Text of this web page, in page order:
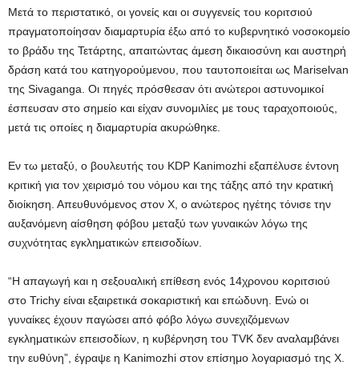
Μετά το περιστατικό, οι γονείς και οι συγγενείς του κοριτσιού
πραγματοποίησαν διαμαρτυρία έξω από το κυβερνητικό νοσοκομείο
το βράδυ της Τετάρτης, απαιτώντας άμεση δικαιοσύνη και αυστηρή
δράση κατά του κατηγορούμενου, που ταυτοποιείται ως Mariselvan
της Sivaganga. Οι πηγές πρόσθεσαν ότι ανώτεροι αστυνομικοί
έσπευσαν στο σημείο και είχαν συνομιλίες με τους ταραχοποιούς,
μετά τις οποίες η διαμαρτυρία ακυρώθηκε.
Εν τω μεταξύ, ο βουλευτής του KDP Kanimozhi εξαπέλυσε έντονη
κριτική για τον χειρισμό του νόμου και της τάξης από την κρατική
διοίκηση. Απευθυνόμενος στον Χ, ο ανώτερος ηγέτης τόνισε την
αυξανόμενη αίσθηση φόβου μεταξύ των γυναικών λόγω της
συχνότητας εγκληματικών επεισοδίων.
“Η απαγωγή και η σεξουαλική επίθεση ενός 14χρονου κοριτσιού
στο Trichy είναι εξαιρετικά σοκαριστική και επώδυνη. Ενώ οι
γυναίκες έχουν παγώσει από φόβο λόγω συνεχιζόμενων
εγκληματικών επεισοδίων, η κυβέρνηση του TVK δεν αναλαμβάνει
την ευθύνη”, έγραψε η Kanimozhi στον επίσημο λογαριασμό της X.